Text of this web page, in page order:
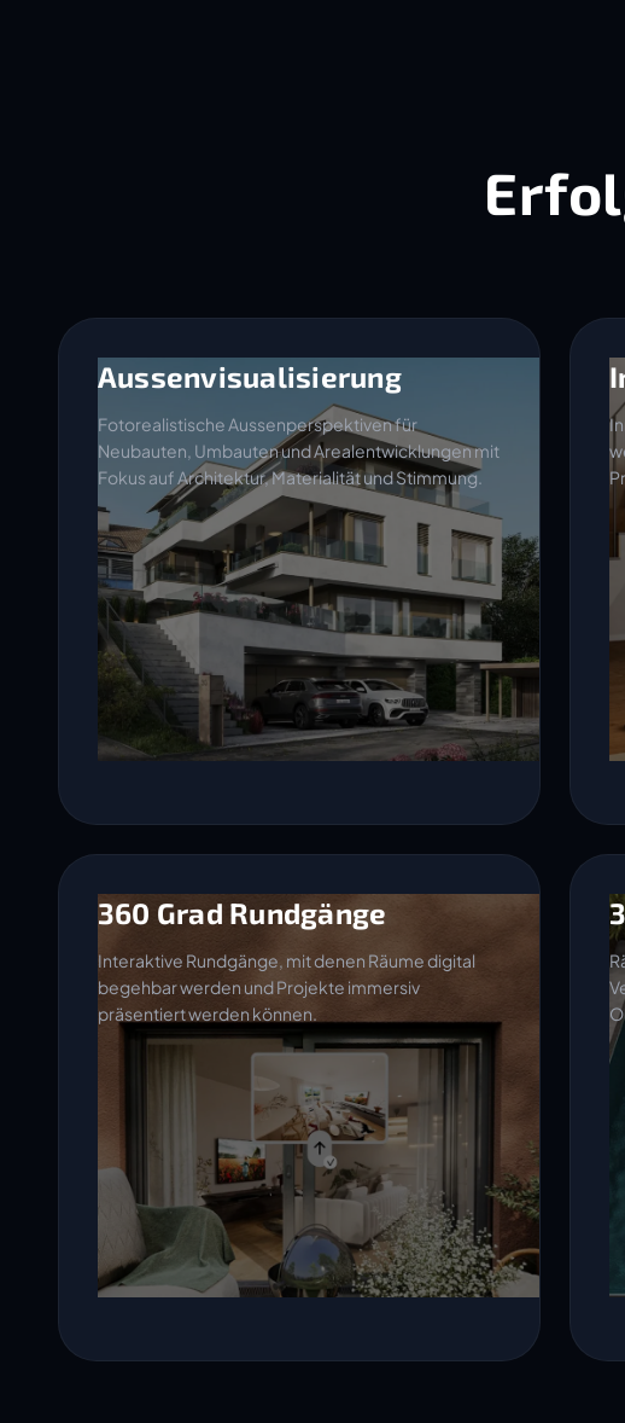
Aussenvisualisierung
Fotorealistische Aussenperspektiven für
Neubauten, Umbauten und Arealentwicklungen mit
Fokus auf Architektur, Materialität und Stimmung.
360 Grad Rundgänge
Interaktive Rundgänge, mit denen Räume digital
begehbar werden und Projekte immersiv
präsentiert werden können.